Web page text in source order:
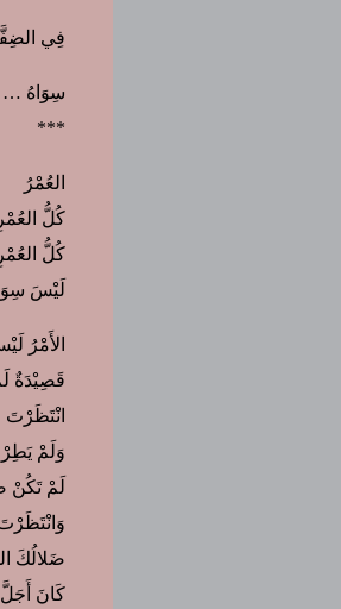
فِي
سِوَاهُ …
***
العُمْرُ
كُلُّ العُمْرِ
كُلُّ العُمْرِ
لَيْسَ
الأَمْرُ
قَصِيْدَةٌ
انْتَظَرْتَ
وَلَمْ
لَمْ تَكُنْ
ضَلالُكَ
كَانَ أَجَلَّ